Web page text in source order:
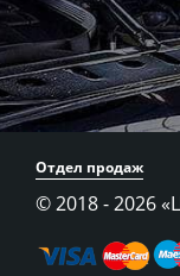
Отдел продаж
© 2018 - 2026